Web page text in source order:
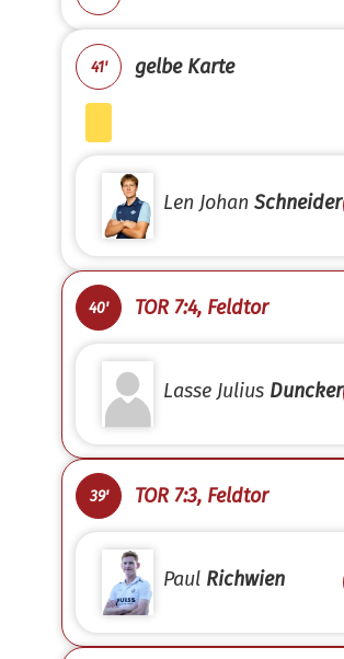
41' gelbe Karte
Len Johan Schneider
40' TOR 7:4, Feldtor
Lasse Julius Duncker
39' TOR 7:3, Feldtor
Paul Richwien